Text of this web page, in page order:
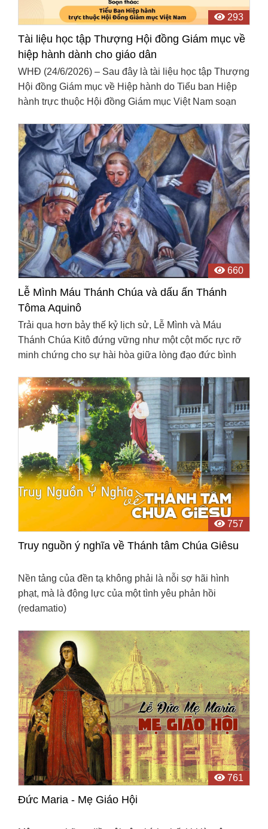
293
Tài liệu học tập Thượng Hội đồng Giám mục về
hiệp hành dành cho giáo dân
WHĐ (24/6/2026) – Sau đây là tài liệu học tập Thượng
Hội đồng Giám mục về Hiệp hành do Tiểu ban Hiệp
hành trực thuộc Hội đồng Giám mục Việt Nam soạn
660
Lễ Mình Máu Thánh Chúa và dấu ấn Thánh
Tôma Aquinô
Trải qua hơn bảy thế kỷ lịch sử, Lễ Mình và Máu
Thánh Chúa Kitô đứng vững như một cột mốc rực rỡ
minh chứng cho sự hài hòa giữa lòng đạo đức bình
viện. ...
757
Truy nguồn ý nghĩa về Thánh tâm Chúa Giêsu
Nền tảng của đền tạ không phải là nỗi sợ hãi hình
phạt, mà là động lực của một tình yêu phản hồi
(redamatio)
761
Đức Maria - Mẹ Giáo Hội